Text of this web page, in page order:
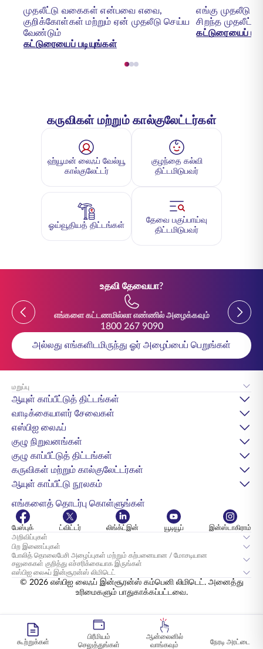
முதலீட்டு வகைகள் என்பவை எவை,
குறிக்கோள்கள் மற்றும் ஏன் முதலீடு செய்ய
வேண்டும்
கட்டுரையைப் படியுங்கள்
எங்கு முதலீடு
சிறந்த
கட்டுரையைப்
கருவிகள் மற்றும் கால்குலேட்டர்கள்
ஹ்யூமன் லைஃப் வேல்யூ
கால்குலேட்டர்
குழந்தை கல்வி
திட்டமிடுபவர்
ஓய்வூதியத் திட்டங்கள்
தேவை பகுப்பாய்வு
திட்டமிடுபவர்
உதவி தேவையா?
Previous
எங்களை கட்டணமில்லா எண்ணில் அழைக்கவும்
1800 267 9090
Previous
அல்லது எங்களிடமிருந்து ஓர் அழைப்பைப் பெறுங்கள்
மறுப்பு
ஆயுள் காப்பீட்டுத் திட்டங்கள்
வாடிக்கையாளர் சேவைகள்
எஸ்பிஐ லைஃப்
குழு நிறுவனங்கள்
குழு காப்பீட்டுத் திட்டங்கள்
கருவிகள் மற்றும் கால்குலேட்டர்கள்
ஆயுள் காப்பீட்டு நூலகம்
எங்களைத் தொடர்பு கொள்ளுங்கள்
பேஸ்புக் ட்விட்டர் லிங்க்ட்இன் யூடியூப்
இன்ஸ்டாகிராம்
அறிவிப்புகள்
பிற இணைப்புகள்
போலித் தொலைபேசி அழைப்புகள் மற்றும் கற்பனையான / மோசடியான
சலுகைகள் குறித்து எச்சரிக்கையாக இருங்கள்
எஸ்பிஐ லைஃப் இன்சூரன்ஸ் லிமிடெட்
© 2026 எஸ்பிஐ லைஃப் இன்சூரன்ஸ் கம்பெனி லிமிடெட். அனைத்து
உரிமைகளும் பாதுகாக்கப்பட்டவை.
கூற்றுக்கள்
பிரீமியம்
செலுத்துங்கள்
ஆன்லைனில்
வாங்கவும்
நேரடி அரட்டை